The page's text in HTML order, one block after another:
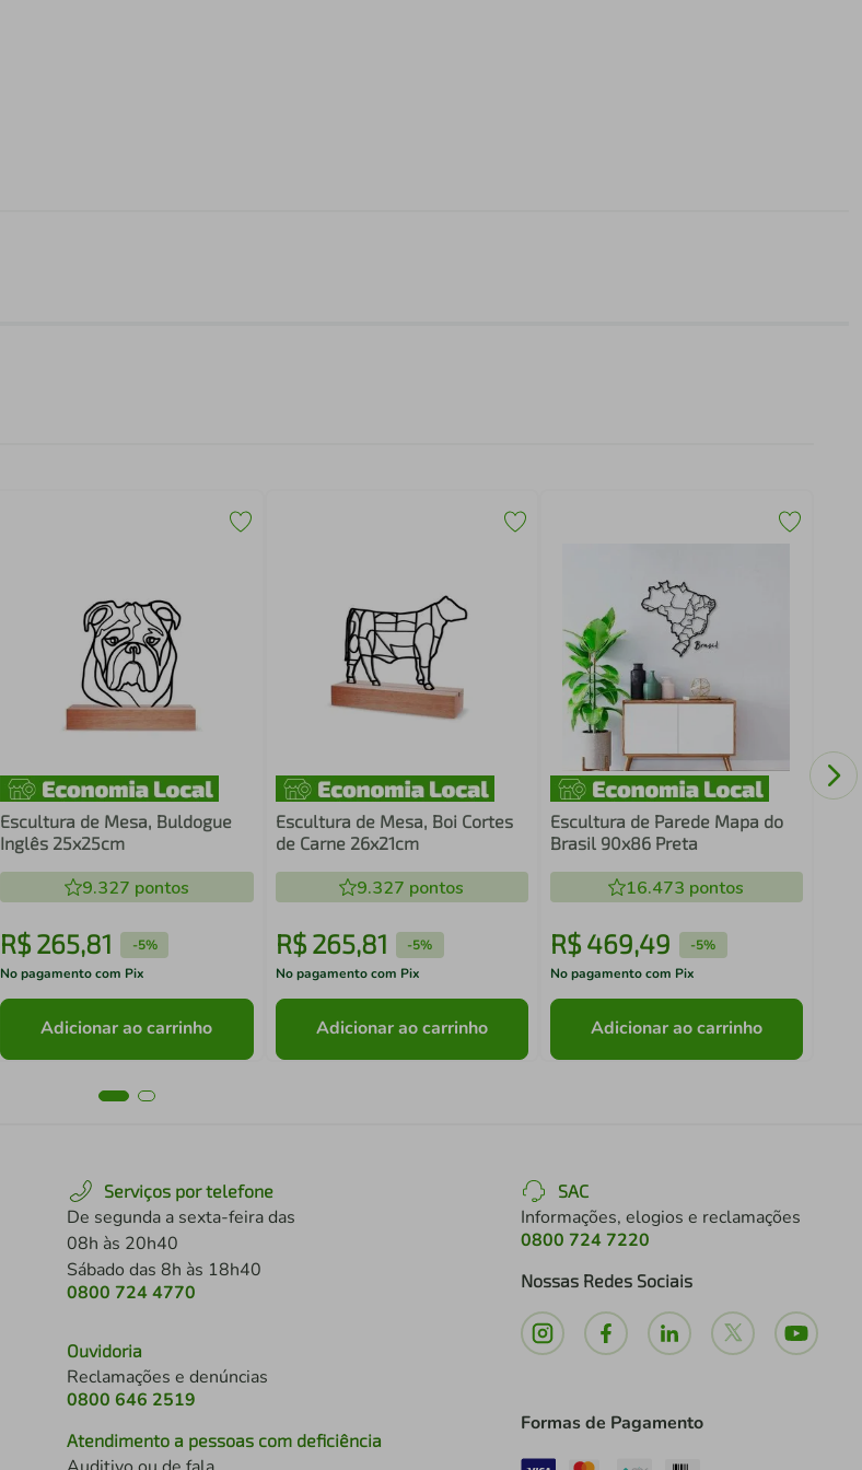
Escultura de Mesa, Buldogue
Inglês 25x25cm
9.327 pontos
R$265,81 -5%
No pagamento com Pix
Adicionar ao carrinho
Escultura de Mesa, Boi Cortes
de Carne 26x21cm
9.327 pontos
R$ 265,81 -5%
No pagamento com Pix
Adicionar ao carrinho
Escultura de Parede Mapa do
Brasil 90x86 Preta
16.473 pontos
R$ 469,49 -5%
No pagamento com Pix
Adicionar ao carrinho
Serviços por telefone
De segunda a sexta-feira das
08h às 20h40
Sábado das 8h às 18h40
0800 724 4770
Ouvidoria
Reclamações e denúncias
0800 646 2519
Atendimento a pessoas com deficiência
SAC
Informações, elogios e reclamações
0800 724 7220
Nossas Redes Sociais
Formas de Pagamento